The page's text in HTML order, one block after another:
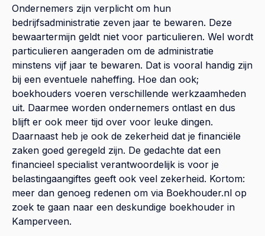
Ondernemers zijn verplicht om hun
bedrijfsadministratie zeven jaar te bewaren. Deze
bewaartermijn geldt niet voor particulieren. Wel wordt
particulieren aangeraden om de administratie
minstens vijf jaar te bewaren. Dat is vooral handig zijn
bij een eventuele naheffing. Hoe dan ook;
boekhouders voeren verschillende werkzaamheden
uit. Daarmee worden ondernemers ontlast en dus
blijft er ook meer tijd over voor leuke dingen.
Daarnaast heb je ook de zekerheid dat je financiële
zaken goed geregeld zijn. De gedachte dat een
financieel specialist verantwoordelijk is voor je
belastingaangiftes geeft ook veel zekerheid. Kortom:
meer dan genoeg redenen om via Boekhouder.nl op
zoek te gaan naar een deskundige boekhouder in
Kamperveen.